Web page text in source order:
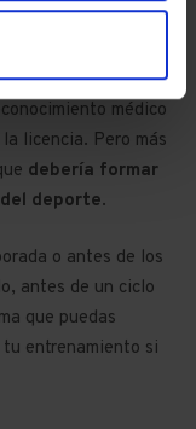
mayoría de
médico
licencia. Pero más
debería formar
deporte.
o antes de los
antes de un ciclo
que puedas
entrenamiento si